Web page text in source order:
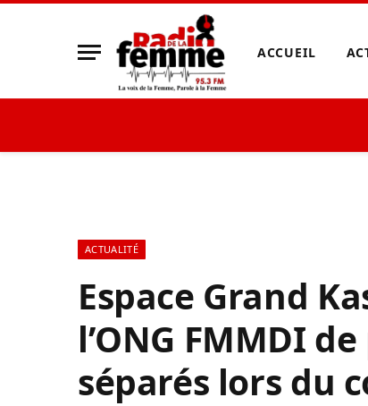
ACCUEIL
ACTUALITÉ
Espace Grand
l’ONG FMMDI
séparés lors du